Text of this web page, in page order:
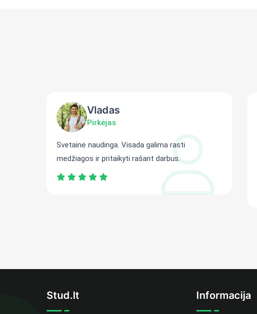
Vladas
Pirkėjas
Svetainė naudinga. Visada galima rasti
medžiagos ir pritaikyti rašant darbus.
Stud.lt Informacija